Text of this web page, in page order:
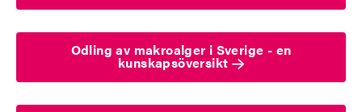
Odling av makroalger i Sverige - en
kunskapsöversikt